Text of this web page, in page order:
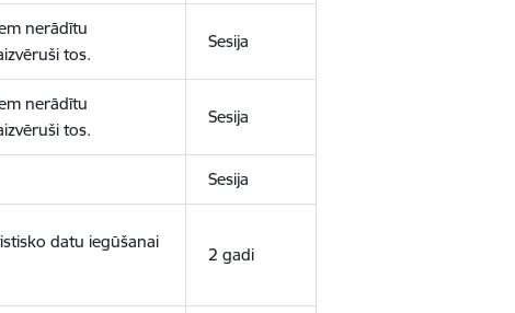
nerādītu
tos.
Sesija
nerādītu
tos.
Sesija
Sesija
datu iegūšanai
2 gadi